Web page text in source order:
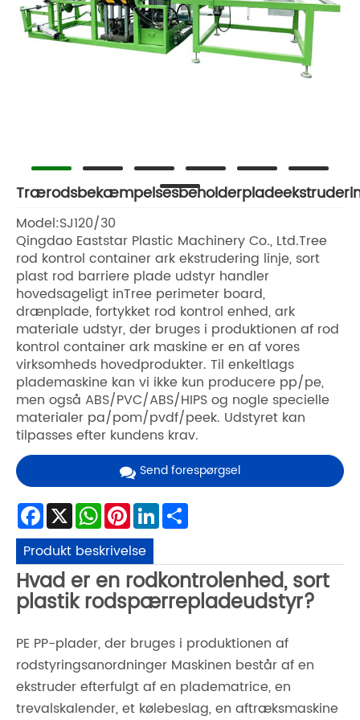
Model:SJ120/30
Qingdao Eaststar Plastic Machinery Co., Ltd.Tree
rod kontrol container ark ekstrudering linje, sort
plast rod barriere plade udstyr handler
hovedsageligt inTree perimeter board,
drænplade, fortykket rod kontrol enhed, ark
materiale udstyr, der bruges i produktionen af ​​rod
kontrol container ark maskine er en af ​​vores
virksomheds hovedprodukter. Til enkeltlags
plademaskine kan vi ikke kun producere pp/pe,
men også ABS/PVC/ABS/HIPS og nogle specielle
materialer pa/pom/pvdf/peek. Udstyret kan
tilpasses efter kundens krav.
Send forespørgsel
Facebook
X WhatsApp
Pinterest
LinkedIn
Produkt beskrivelse
Hvad er en rodkontrolenhed, sort
plastik rodspærrepladeudstyr?
PE PP-plader, der bruges i produktionen af ​​
rodstyringsanordninger Maskinen består af en
ekstruder efterfulgt af en pladematrice, en
trevalskalender, et kølebeslag, en aftræksmaskine